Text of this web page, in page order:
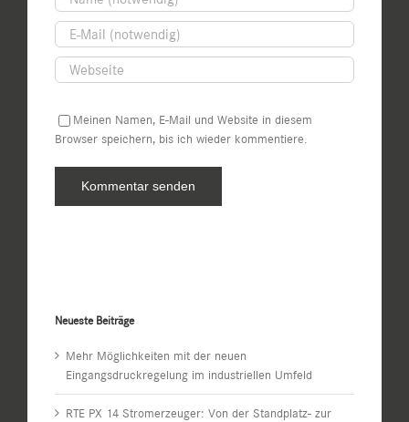
Meinen Namen, E-Mail und Website in diesem
Browser speichern, bis ich wieder kommentiere.
Neueste Beiträge
Mehr Möglichkeiten mit der neuen
Eingangsdruckregelung im industriellen Umfeld
RTE PX 14 Stromerzeuger: Von der Standplatz- zur